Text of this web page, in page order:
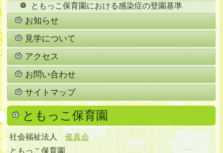
ともっこ保育園における感染症の登園基準
お知らせ
見学について
アクセス
お問い合わせ
サイトマップ
ともっこ保育園
社会福祉法人俊真会
ともっこ保育園